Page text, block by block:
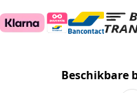
Beschikbare